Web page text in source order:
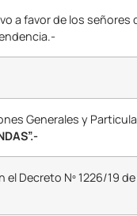
a favor de los
Generales y
Decreto Nº 1226/19 de